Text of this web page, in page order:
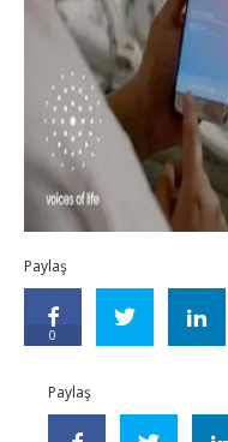
Paylaş
0
Paylaş